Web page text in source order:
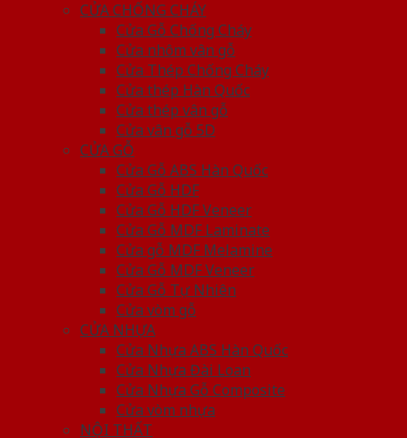
CỬA CHỐNG CHÁY
Cửa Gỗ Chống Cháy
Cửa nhôm vân gỗ
Cửa Thép Chống Cháy
Cửa thép Hàn Quốc
Cửa thép vân gỗ
Cửa vân gỗ 5D
CỬA GỖ
Cửa Gỗ ABS Hàn Quốc
Cửa Gỗ HDF
Cửa Gỗ HDF Veneer
Cửa Gỗ MDF Laminate
Cửa gỗ MDF Melamine
Cửa Gỗ MDF Veneer
Cửa Gỗ Tự Nhiên
Cửa vòm gỗ
CỬA NHỰA
Cửa Nhựa ABS Hàn Quốc
Cửa Nhựa Đài Loan
Cửa Nhựa Gỗ Composite
Cửa vòm nhựa
NỘI THẤT